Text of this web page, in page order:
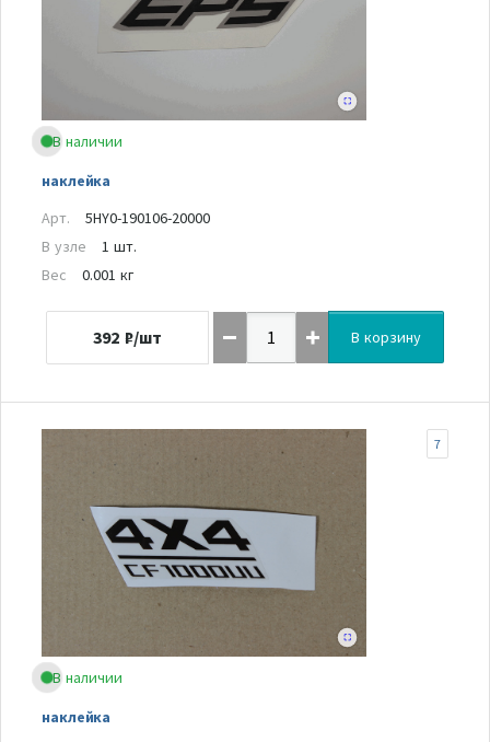
В наличии
наклейка
Арт.
5HY0-190106-20000
В узле
1 шт.
Вес
0.001 кг
392 ₽/шт В корзину
В наличии
наклейка
7